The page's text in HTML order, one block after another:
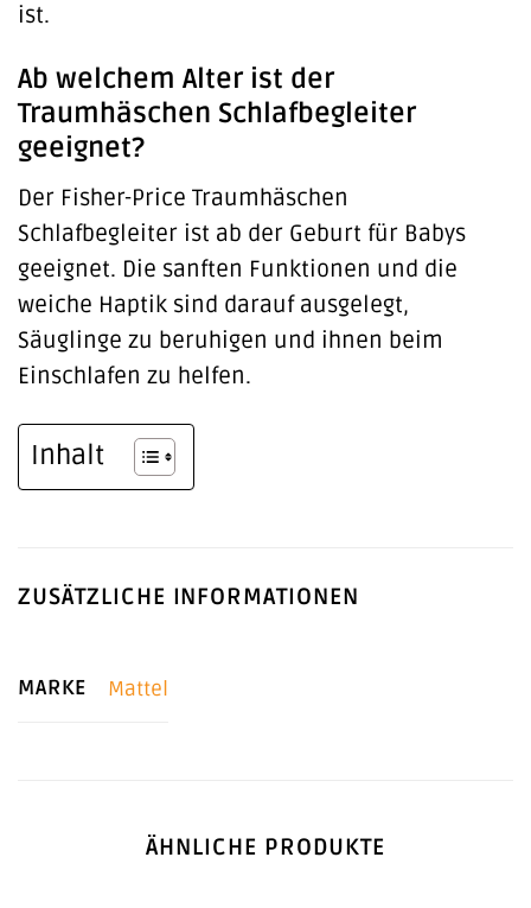
ist.
Ab welchem Alter ist der
Traumhäschen Schlafbegleiter
geeignet?
Der Fisher-Price Traumhäschen
Schlafbegleiter ist ab der Geburt für Babys
geeignet. Die sanften Funktionen und die
weiche Haptik sind darauf ausgelegt,
Säuglinge zu beruhigen und ihnen beim
Einschlafen zu helfen.
Inhalt
ZUSÄTZLICHE INFORMATIONEN
MARKE Mattel
ÄHNLICHE PRODUKTE